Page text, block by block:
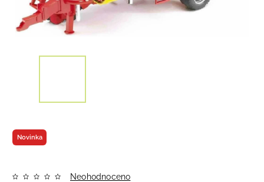
Novinka
Neohodnoceno